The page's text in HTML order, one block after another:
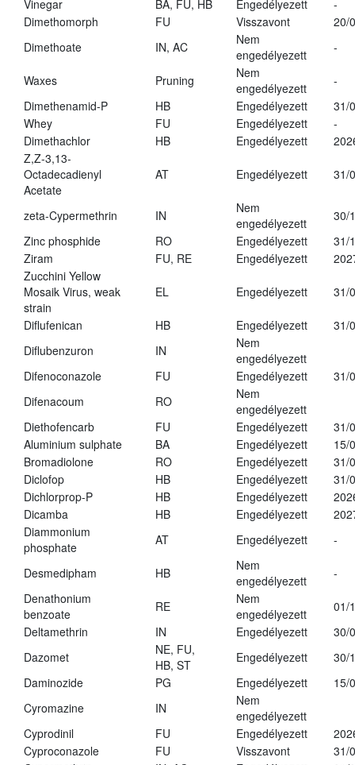
Vinegar
BA, FU, HB Engedélyezett
-
Dimethomorph
FU Visszavont
20/
Dimethoate
IN, AC
Nem
engedélyezett
-
Waxes Pruning
Nem
engedélyezett
-
Dimethenamid-P
HB Engedélyezett
31/
Whey
FU Engedélyezett
-
Dimethachlor
HB Engedélyezett
Z,Z-3,13-
Octadecadienyl
Acetate
AT Engedélyezett 31/
zeta-Cypermethrin IN
Nem
engedélyezett
30/
Zinc phosphide
RO Engedélyezett
31/
Ziram
FU, RE Engedélyezett
Zucchini Yellow
Mosaik Virus, weak
strain
EL Engedélyezett 31/
Diflufenican HB Engedélyezett
31/
Diflubenzuron
IN
Nem
engedélyezett
Difenoconazole
FU Engedélyezett
31/
Difenacoum
RO
Nem
engedélyezett
Diethofencarb
FU Engedélyezett
31/
Aluminium sulphate
BA Engedélyezett
15/
Bromadiolone
RO Engedélyezett
31/
Diclofop
HB Engedélyezett
31/
Dichlorprop-P
HB Engedélyezett
Dicamba
HB Engedélyezett
Diammonium
phosphate
AT Engedélyezett -
Desmedipham HB
Nem
engedélyezett
-
Denathonium
benzoate
RE
Nem
engedélyezett
01/
Deltamethrin
IN Engedélyezett
30/
Dazomet
NE, FU,
HB, ST
Engedélyezett
30/
Daminozide
PG Engedélyezett
15/
Cyromazine
IN
Nem
engedélyezett
Cyprodinil
FU Engedélyezett
Cyproconazole
FU Visszavont
31/